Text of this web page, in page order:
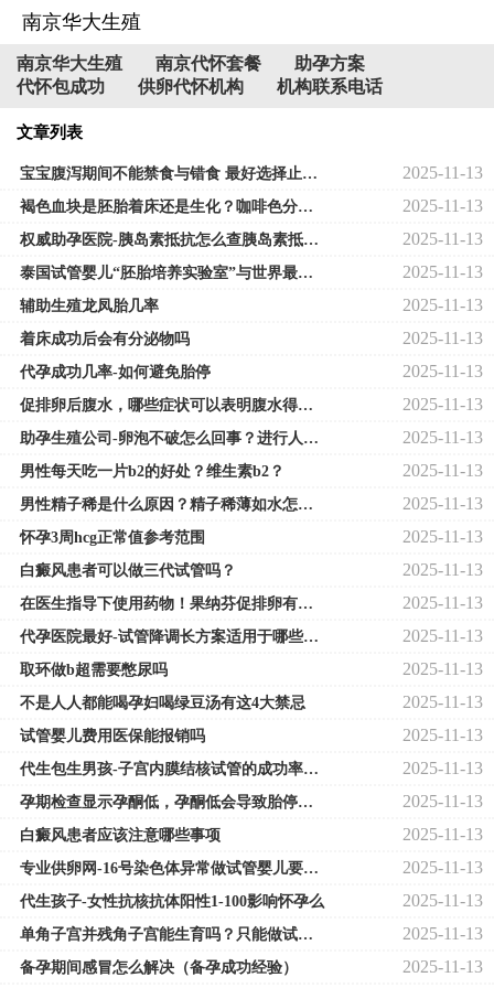
南京华大生殖
南京华大生殖 南京代怀套餐
助孕方案
代怀包成功
供卵代怀机构 机构联系电话
文章列表
宝宝腹泻期间不能禁食与错食 最好选择止泻奶粉 2025-11-13
褐色血块是胚胎着床还是生化？咖啡色分泌物是着床成功了还是失败？ 2025-11-13
权威助孕医院-胰岛素抵抗怎么查胰岛素抵抗查哪几项 2025-11-13
泰国试管婴儿“胚胎培养实验室”与世界最先进 2025-11-13
辅助生殖龙凤胎几率 2025-11-13
着床成功后会有分泌物吗 2025-11-13
代孕成功几率-如何避免胎停 2025-11-13
促排卵后腹水，哪些症状可以表明腹水得到了改善？ 2025-11-13
助孕生殖公司-卵泡不破怎么回事？进行人工穿刺促使卵子排出 2025-11-13
男性每天吃一片b2的好处？维生素b2？ 2025-11-13
男性精子稀是什么原因？精子稀薄如水怎么调理？ 2025-11-13
怀孕3周hcg正常值参考范围 2025-11-13
白癜风患者可以做三代试管吗？ 2025-11-13
在医生指导下使用药物！果纳芬促排卵有什么注意事项！ 2025-11-13
代孕医院最好-试管降调长方案适用于哪些人？试管婴儿降调长方案 2025-11-13
取环做b超需要憋尿吗 2025-11-13
不是人人都能喝孕妇喝绿豆汤有这4大禁忌 2025-11-13
试管婴儿费用医保能报销吗 2025-11-13
代生包生男孩-子宫内膜结核试管的成功率有多少,子宫内膜结核能做试管婴儿吗?！ 2025-11-13
孕期检查显示孕酮低，孕酮低会导致胎停吗？ 2025-11-13
白癜风患者应该注意哪些事项 2025-11-13
专业供卵网-16号染色体异常做试管婴儿要注意什么(16号染色体异常可以治疗吗) 2025-11-13
代生孩子-女性抗核抗体阳性1-100影响怀孕么 2025-11-13
单角子宫并残角子宫能生育吗？只能做试管婴儿吗？ 2025-11-13
备孕期间感冒怎么解决（备孕成功经验） 2025-11-13